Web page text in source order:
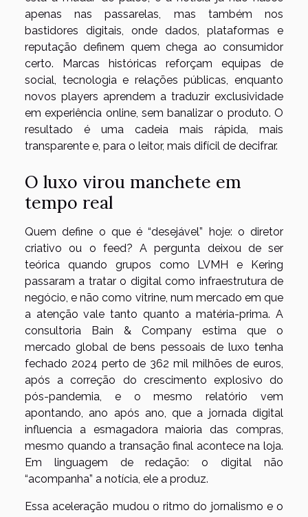
apenas nas passarelas, mas também nos
bastidores digitais, onde dados, plataformas e
reputação definem quem chega ao consumidor
certo. Marcas históricas reforçam equipas de
social, tecnologia e relações públicas, enquanto
novos players aprendem a traduzir exclusividade
em experiência online, sem banalizar o produto. O
resultado é uma cadeia mais rápida, mais
transparente e, para o leitor, mais difícil de decifrar.
O luxo virou manchete em
tempo real
Quem define o que é “desejável” hoje: o diretor
criativo ou o feed? A pergunta deixou de ser
teórica quando grupos como LVMH e Kering
passaram a tratar o digital como infraestrutura de
negócio, e não como vitrine, num mercado em que
a atenção vale tanto quanto a matéria-prima. A
consultoria Bain & Company estima que o
mercado global de bens pessoais de luxo tenha
fechado 2024 perto de 362 mil milhões de euros,
após a correção do crescimento explosivo do
pós-pandemia, e o mesmo relatório vem
apontando, ano após ano, que a jornada digital
influencia a esmagadora maioria das compras,
mesmo quando a transação final acontece na loja.
Em linguagem de redação: o digital não
“acompanha” a notícia, ele a produz.
Essa aceleração mudou o ritmo do jornalismo e o